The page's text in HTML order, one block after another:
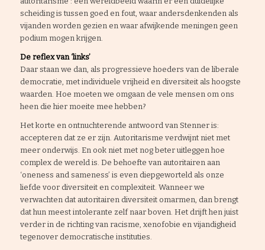
scheiding is tussen goed en fout, waar andersdenkenden als
vijanden worden gezien en waar afwijkende meningen geen
podium mogen krijgen.
De reflex van ‘links’
Daar staan we dan, als progressieve hoeders van de liberale
democratie, met individuele vrijheid en diversiteit als hoogste
waarden. Hoe moeten we omgaan de vele mensen om ons
heen die hier moeite mee hebben?
Het korte en ontnuchterende antwoord van Stenner is:
accepteren dat ze er zijn. Autoritarisme verdwijnt niet met
meer onderwijs. En ook niet met nog beter uitleggen hoe
complex de wereld is. De behoefte van autoritairen aan
‘oneness and sameness’ is even diepgeworteld als onze
liefde voor diversiteit en complexiteit. Wanneer we
verwachten dat autoritairen diversiteit omarmen, dan brengt
dat hun meest intolerante zelf naar boven. Het drijft hen juist
verder in de richting van racisme, xenofobie en vijandigheid
tegenover democratische instituties.